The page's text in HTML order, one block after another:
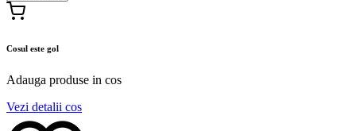
Cosul este gol
Adauga produse in cos
Vezi detalii cos